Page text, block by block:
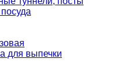
для выпечки